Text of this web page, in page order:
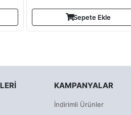
Sepete Ekle
KAMPANYALAR
İndirimli Ürünler